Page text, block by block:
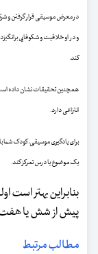
در معرض موسیقی قرار گرفتن و
و در او خلاقیت و شکوفایی
کند.
همچنین تحقیقات نشان داده
انتزاعی دارد.
یکموضوع یا درس تمرکز کند.
بنابراین بهتر
پیش از شش یا هفت
مطالب مرتبط